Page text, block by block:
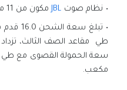
نظام صوت JBL مكون من 11 مكبر بشكل اختياري.
تبلغ
مكعب.